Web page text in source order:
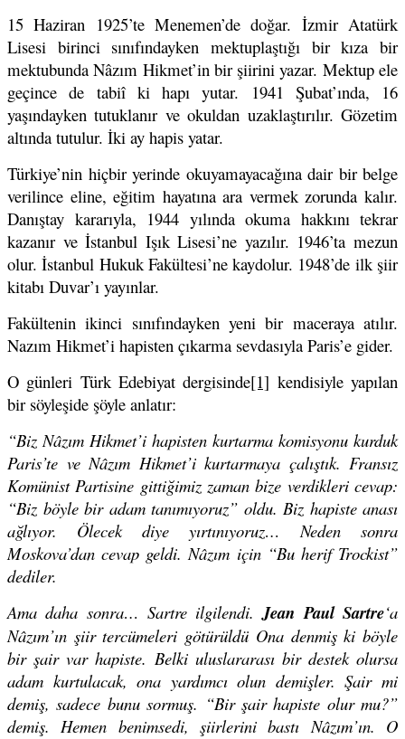
15 Haziran 1925’te Menemen’de doğar. İzmir Atatürk
Lisesi birinci sınıfındayken mektuplaştığı bir kıza bir
mektubunda Nâzım Hikmet’in bir şiirini yazar. Mektup ele
geçince de tabiî ki hapı yutar. 1941 Şubat’ında, 16
yaşındayken tutuklanır ve okuldan uzaklaştırılır. Gözetim
altında tutulur. İki ay hapis yatar.
Türkiye’nin hiçbir yerinde okuyamayacağına dair bir belge
verilince eline, eğitim hayatına ara vermek zorunda kalır.
Danıştay kararıyla, 1944 yılında okuma hakkını tekrar
kazanır ve İstanbul Işık Lisesi’ne yazılır. 1946’ta mezun
olur. İstanbul Hukuk Fakültesi’ne kaydolur. 1948’de ilk şiir
kitabı Duvar’ı yayınlar.
Fakültenin ikinci sınıfındayken yeni bir maceraya atılır.
Nazım Hikmet’i hapisten çıkarma sevdasıyla Paris’e gider.
O günleri Türk Edebiyat dergisinde[1] kendisiyle yapılan
bir söyleşide şöyle anlatır:
“Biz Nâzım Hikmet’i hapisten kurtarma komisyonu kurduk
Paris’te ve Nâzım Hikmet’i kurtarmaya çalıştık. Fransız
Komünist Partisine gittiğimiz zaman bize verdikleri cevap:
“Biz böyle bir adam tanımıyoruz” oldu. Biz hapiste anası
ağlıyor. Ölecek diye yırtınıyoruz… Neden sonra
Moskova’dan cevap geldi. Nâzım için “Bu herif Trockist”
dediler.
Ama daha sonra… Sartre ilgilendi.Jean Paul Sartre‘a
Nâzım’ın şiir tercümeleri götürüldü Ona denmiş ki böyle
bir şair var hapiste. Belki uluslararası bir destek olursa
adam kurtulacak, ona yardımcı olun demişler. Şair mi
demiş, sadece bunu sormuş. “Bir şair hapiste olur mu?”
demiş. Hemen benimsedi, şiirlerini bastı Nâzım’ın. O